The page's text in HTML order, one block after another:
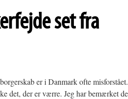
set fra
er i Danmark ofte
det, der er værre. Jeg har bemærket